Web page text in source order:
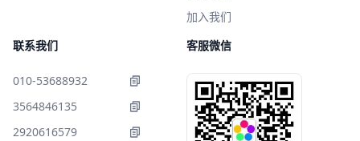
加入我们
联系我们
010-53688932
3564846135
2920616579
客服微信